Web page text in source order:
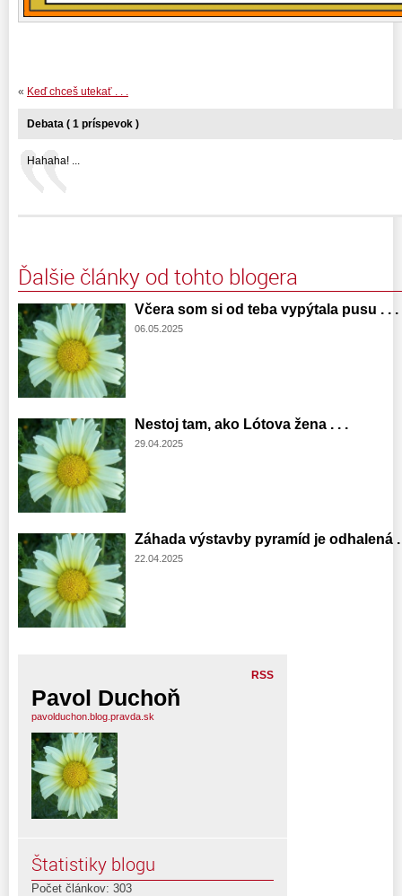
« Keď chceš utekať . . .
Debata ( 1 príspevok )
Hahaha! ...
Ďalšie články od tohto blogera
Včera som si od teba vypýtala pusu . . .
06.05.2025
Nestoj tam, ako Lótova žena . . .
29.04.2025
Záhada výstavby pyramíd je odhalená .
22.04.2025
RSS
Pavol Duchoň
pavolduchon.blog.pravda.sk
Štatistiky blogu
Počet článkov: 303